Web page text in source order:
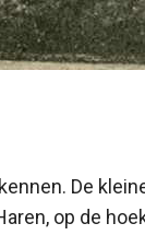
De
op de